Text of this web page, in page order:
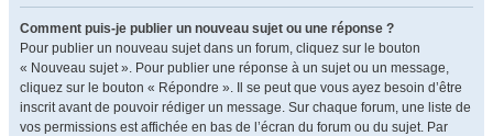
Comment puis-je publier un nouveau sujet ou une réponse ?
Pour publier un nouveau sujet dans un forum, cliquez sur le bouton
« Nouveau sujet ». Pour publier une réponse à un sujet ou un message,
cliquez sur le bouton « Répondre ». Il se peut que vous ayez besoin d’être
inscrit avant de pouvoir rédiger un message. Sur chaque forum, une liste de
vos permissions est affichée en bas de l’écran du forum ou du sujet. Par